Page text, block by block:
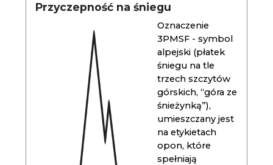
Przyczepność na śniegu
Oznaczenie
3PMSF - symbol
alpejski (płatek
śniegu na tle
trzech szczytów
górskich, “góra ze
śnieżynką”),
umieszczany jest
na etykietach
opon, które
spełniają